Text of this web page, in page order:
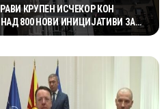
КРУПЕН ИСЧЕКОР КОН
800 НОВИ ИНИЦИЈАТИВИ ЗА
НА ЕНЕРГИЈА